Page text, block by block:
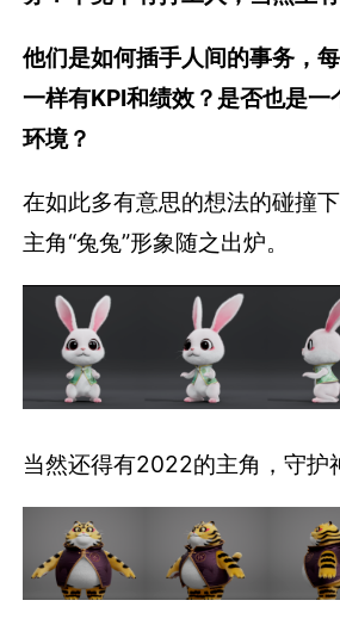
他们是如何插手人间的事务，
一样有KPI和绩效？是否也是一
环境？
在如此多有意思的想法的碰撞
主角“兔兔”形象随之出炉。
当然还得有2022的主角，守护神